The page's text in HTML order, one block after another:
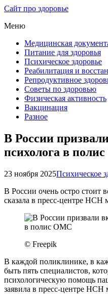
Сайт про здоровье
Меню
Медицинская
Питание для здоровья
Психическое здоровье
Реабилитация и
Репродуктивное
Советы по здоровью
Физическая активность
Вакцинация
Разное
В России
психолога в
23 ноября 2025Психическое
В России очень остро стоит
сказала в пресс-центре
© Freepik
В каждой поликлинике, в
быть пять специалистов,
психологическую помощь
заявила в пресс-центре